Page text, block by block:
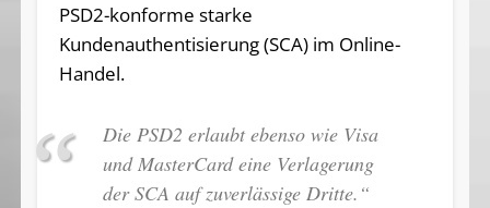
PSD2-konforme starke
Kundenauthentisierung (SCA) im Online-
Handel.
Die PSD2 erlaubt ebenso wie Visa
und MasterCard eine Verlagerung
der SCA auf zuverlässige Dritte.“